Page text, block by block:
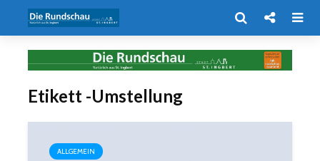
Etikett -Umstellung
ALLGEMEIN